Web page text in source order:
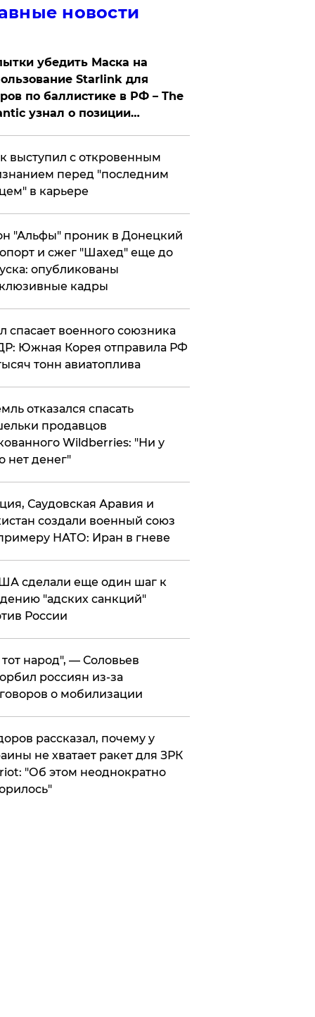
новости
убедить Маска на
Starlink для
по баллистике в РФ – The
узнал о позиции
выступил с откровенным
перед "последним
в карьере
"Альфы" проник в Донецкий
и сжег "Шахед" еще до
опубликованы
кадры
спасает военного союзника
Южная Корея отправила РФ
тонн авиатоплива
отказался спасать
продавцов
Wildberries: "Ни у
нет денег"
Саудовская Аравия и
создали военный союз
НАТО: Иран в гневе
сделали еще один шаг к
"адских санкций"
России
народ", — Соловьев
россиян из-за
о мобилизации
рассказал, почему у
не хватает ракет для ЗРК
"Об этом неоднократно